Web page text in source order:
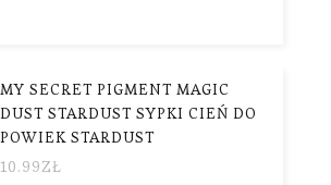
MY SECRET PIGMENT MAGIC
DUST STARDUST SYPKI CIEŃ DO
POWIEK STARDUST
10.99ZŁ